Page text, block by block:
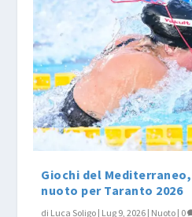
Giochi del
nuoto per Taranto 2026
di Luca Soligo | Lug 9, 2026 | Nuoto | 0